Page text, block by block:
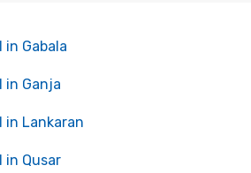
in Gabala
in Ganja
in Lankaran
in Qusar